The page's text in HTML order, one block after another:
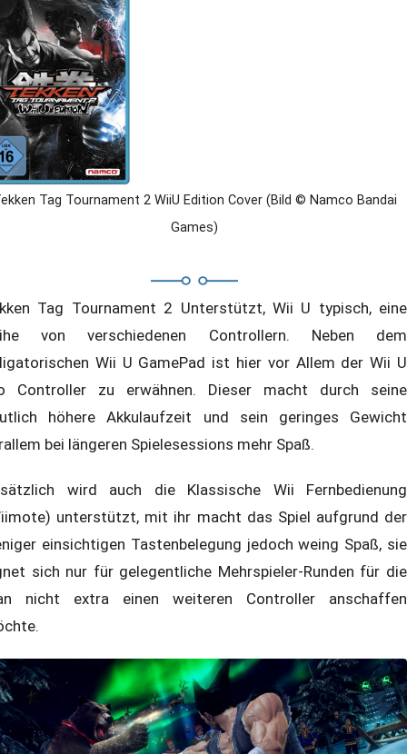
Tag Tournament 2 WiiU Edition Cover (Bild © Namco Bandai
Games)
Tag Tournament 2 Unterstützt, Wii U typisch, eine
von verschiedenen Controllern. Neben dem
Wii U GamePad ist hier vor Allem der Wii U
Controller zu erwähnen. Dieser macht durch seine
höhere Akkulaufzeit und sein geringes Gewicht
bei längeren Spielesessions mehr Spaß.
wird auch die Klassische Wii Fernbedienung
unterstützt, mit ihr macht das Spiel aufgrund der
einsichtigen Tastenbelegung jedoch weing Spaß, sie
sich nur für gelegentliche Mehrspieler-Runden für die
nicht extra einen weiteren Controller anschaffen